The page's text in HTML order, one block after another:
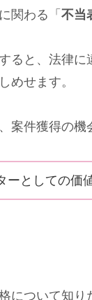
関わる「 不当
ると、法律
めせます。
案件獲得の機
ーとしての価
について知り